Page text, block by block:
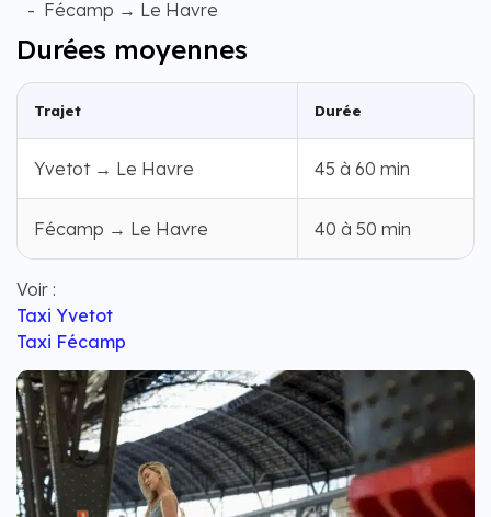
Fécamp → Le Havre
Durées moyennes
Trajet Durée
Yvetot → Le Havre 45 à 60 min
Fécamp → Le Havre 40 à 50 min
Voir :
Taxi Yvetot
Taxi Fécamp